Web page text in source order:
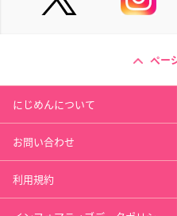
ペー
にじめんについて
お問い合わせ
利用規約